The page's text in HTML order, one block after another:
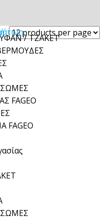
/ ΤΖΑΚΕΤ
FAGEO
FAGEO